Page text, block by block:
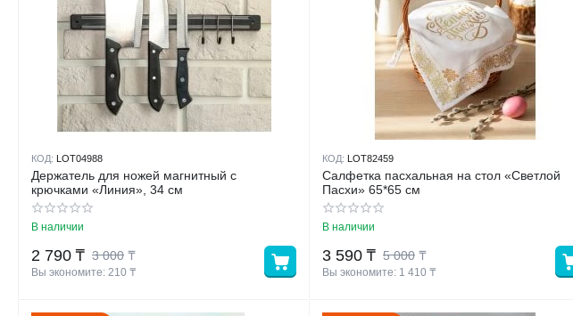
КОД: LOT04988
Держатель для ножей магнитный с
крючками «Линия», 34 см
В наличии
3 000 ₸
2 790 ₸
Вы экономите: 210 ₸
КОД: LOT82459
Салфетка пасхальная на стол «Светлой
Пасхи» 65*65 см
В наличии
5 000 ₸
3 590 ₸
Вы экономите: 1 410 ₸